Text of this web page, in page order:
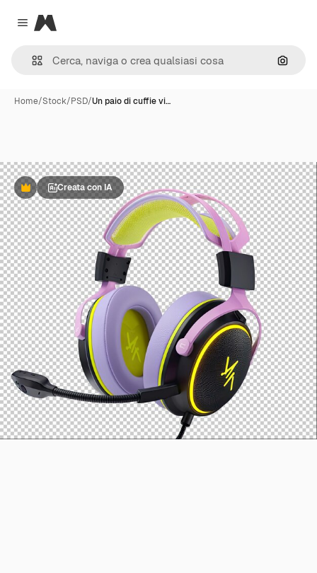
Close menu
Magnific
Cerca
Home/Stock/PSD/Un paio di cuffie vi…
PremiumCreata con IA